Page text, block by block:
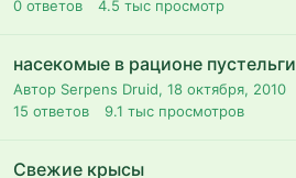
0 ответов 4.5 тыс просмотр
насекомые в рационе пустельги
Автор Serpens Druid, 18 октября, 2010
15 ответов 9.1 тыс просмотров
Свежие крысы